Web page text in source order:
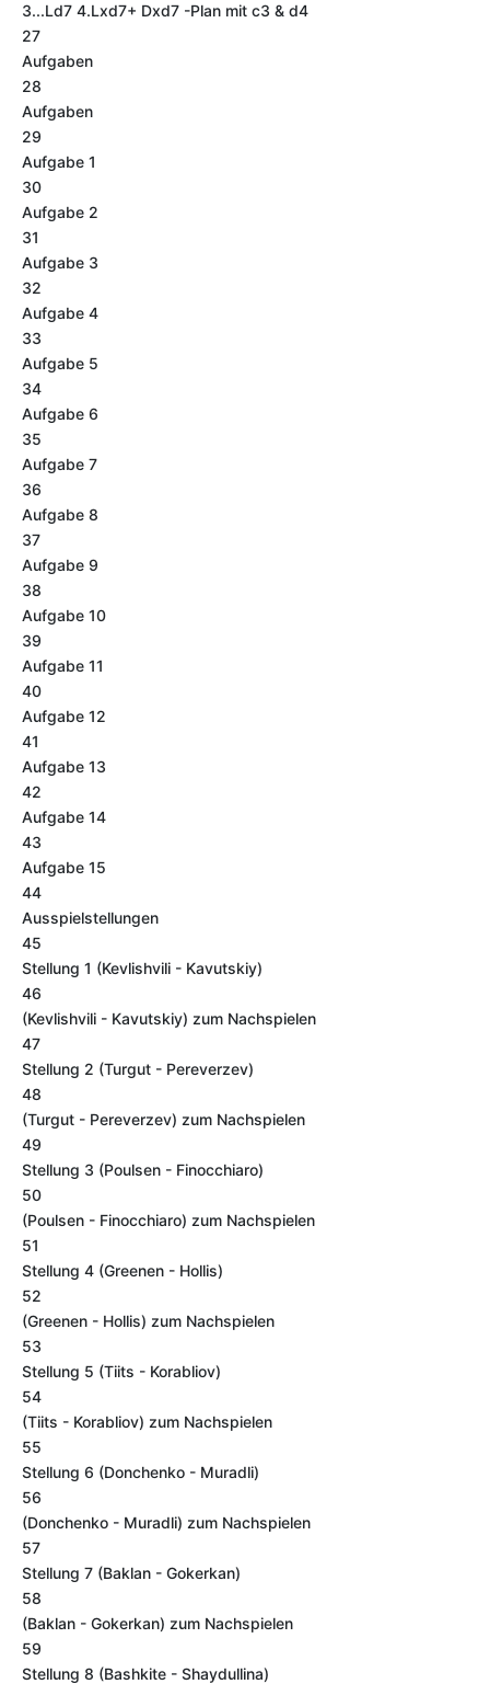
3...Ld7 4.Lxd7+ Dxd7 -Plan mit c3 & d4
27
Aufgaben
28
Aufgaben
29
Aufgabe 1
30
Aufgabe 2
31
Aufgabe 3
32
Aufgabe 4
33
Aufgabe 5
34
Aufgabe 6
35
Aufgabe 7
36
Aufgabe 8
37
Aufgabe 9
38
Aufgabe 10
39
Aufgabe 11
40
Aufgabe 12
41
Aufgabe 13
42
Aufgabe 14
43
Aufgabe 15
44
Ausspielstellungen
45
Stellung 1 (Kevlishvili - Kavutskiy)
46
(Kevlishvili - Kavutskiy) zum Nachspielen
47
Stellung 2 (Turgut - Pereverzev)
48
(Turgut - Pereverzev) zum Nachspielen
49
Stellung 3 (Poulsen - Finocchiaro)
50
(Poulsen - Finocchiaro) zum Nachspielen
51
Stellung 4 (Greenen - Hollis)
52
(Greenen - Hollis) zum Nachspielen
53
Stellung 5 (Tiits - Korabliov)
54
(Tiits - Korabliov) zum Nachspielen
55
Stellung 6 (Donchenko - Muradli)
56
(Donchenko - Muradli) zum Nachspielen
57
Stellung 7 (Baklan - Gokerkan)
58
(Baklan - Gokerkan) zum Nachspielen
59
Stellung 8 (Bashkite - Shaydullina)